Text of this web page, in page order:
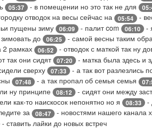
05:37 - в помещении но это так не для
отводок на весы сейчас на 05:54 -
пущены зиму 06:09 - палит com 06:10 -
до
06:25 - самой весны таким
2 рамках
06:52 - отводок с маткой так ну
так они сидят 07:20 - матка была здесь и
сверху
07:33 - а так вот разлезлись
07:48 - а так пропал об семья семья
ну принципе
08:12 - сидят они между
как-то наискосок непонятно но я 08:33 -
за
08:47 - новостями нашего канала
- ставить лайки до новых встреч